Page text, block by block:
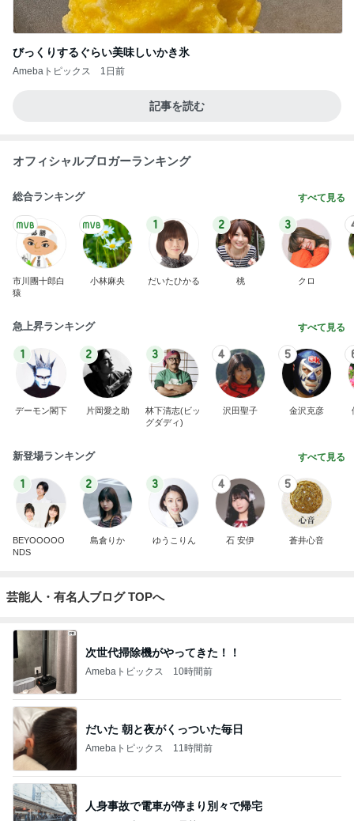
びっくりするぐらい美味しいかき氷
Amebaトピックス 1日前
記事を読む
オフィシャルブロガーランキング
総合ランキング すべて見る
市川團十郎白
猿
小林麻央
1
だいたひかる
2
桃
3
クロ
急上昇ランキング すべて見る
1
デーモン閣下
2
片岡愛之助
3
林下清志(ビッ
グダディ)
4
沢田聖子
5
金沢克彦
新登場ランキング すべて見る
1
BEYOOOOO
NDS
2
島倉りか
3
ゆうこりん
4
石 安伊
5
蒼井心音
芸能人・有名人ブログ TOPへ
次世代掃除機がやってきた！！
Amebaトピックス 10時間前
だいた 朝と夜がくっついた毎日
Amebaトピックス 11時間前
人身事故で電車が停まり別々で帰宅